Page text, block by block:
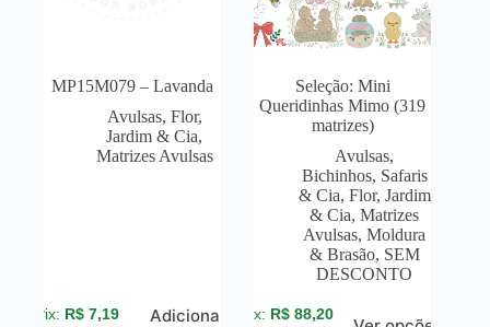
MP15M079 – Lavanda
Avulsas, Flor,
Jardim & Cia,
Matrizes Avulsas
R$ 7,19
Adicionar
Seleção: Mini
Queridinhas Mimo (319
matrizes)
Avulsas,
Bichinhos, Safaris
& Cia, Flor, Jardim
& Cia,Matrizes
Avulsas,Moldura
& Brasão, SEM
DESCONTO
R$ 88,20